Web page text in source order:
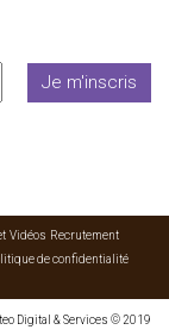
Je m'inscris
Vidéos Recrutement
de confidentialité
Digital & Services © 2019